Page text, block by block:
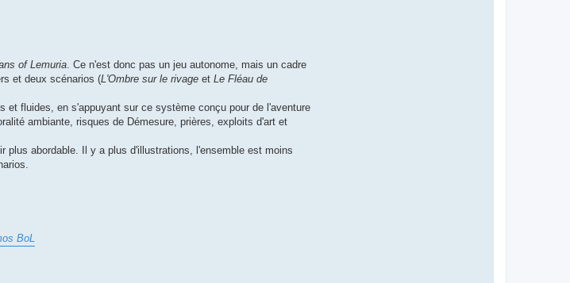
of Lemuria . Ce n'est donc pas un jeu autonome, mais un cadre
et deux scénarios (L'Ombre sur le rivage et Le Fléau de
et fluides, en s'appuyant sur ce système conçu pour de l'aventure
ambiante, risques de Démesure, prières, exploits d'art et
plus abordable. Il y a plus d'illustrations, l'ensemble est moins
BoL